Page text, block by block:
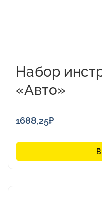
Набор
«Авто»
1688,25₽